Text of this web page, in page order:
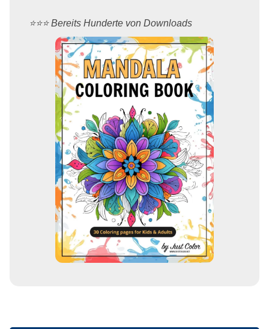
⭐️⭐️⭐️ Bereits Hunderte von Downloads